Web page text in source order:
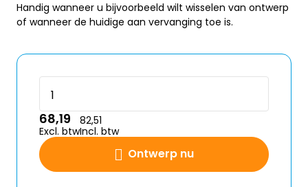
Handig wanneer u bijvoorbeeld wilt wisselen van ontwerp
of wanneer de huidige aan vervanging toe is.
Ontwerp nu
68,19
Excl. btw
82,51
Incl. btw